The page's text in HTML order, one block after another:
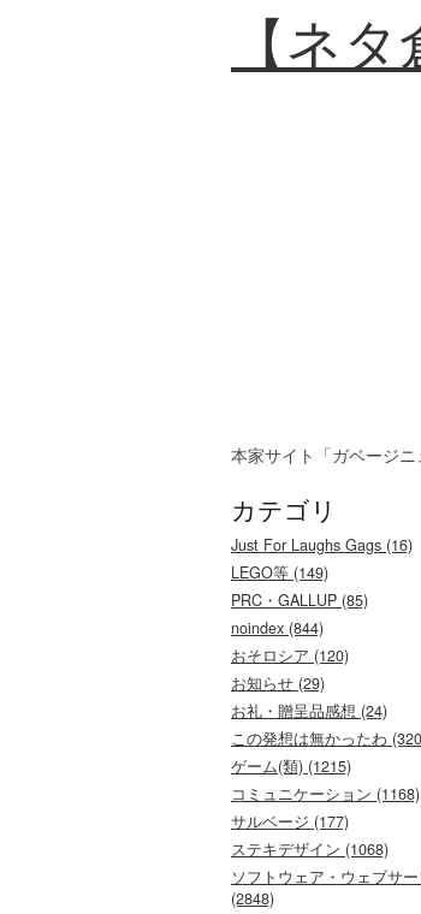
【ネ
本家サイト「ガベージ
カテゴリ
Just For Laughs Gags (16)
LEGO等 (149)
PRC・GALLUP (85)
noindex (844)
おそロシア (120)
お知らせ (29)
お礼・贈呈品感想 (24)
この発想は無かったわ
ゲーム(類) (1215)
コミュニケーション (1168)
サルベージ (177)
ステキデザイン (1068)
ソフトウェア・ウェブサ
(2848)